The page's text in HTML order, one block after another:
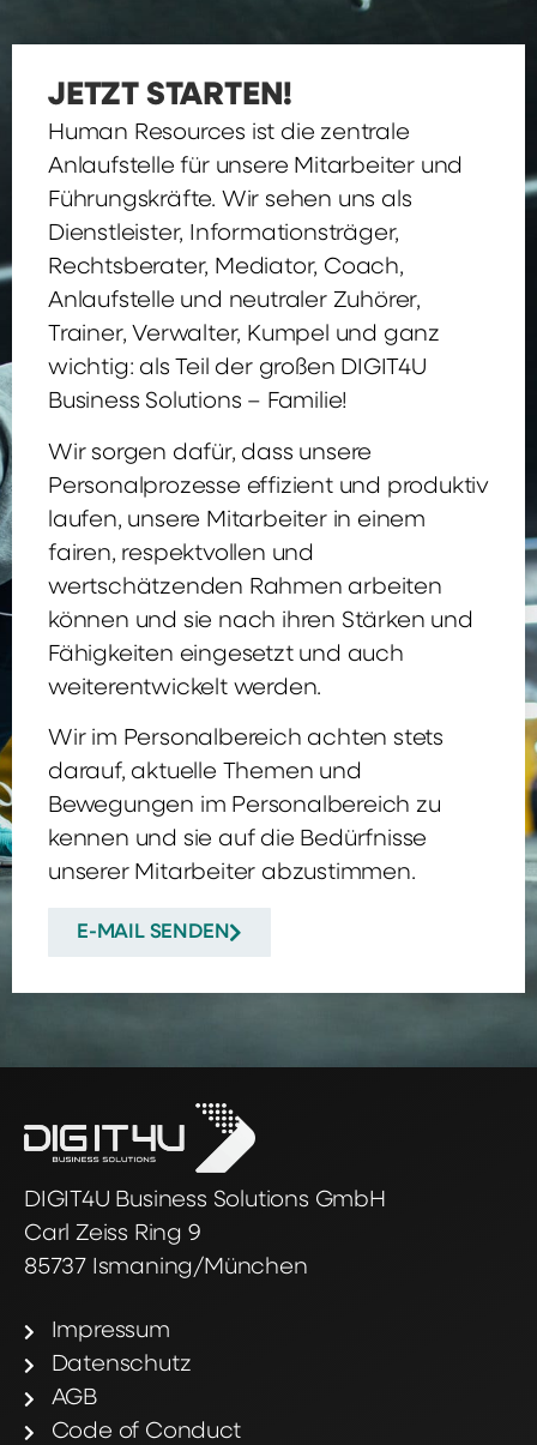
JETZT STARTEN!
Human Resources ist die zentrale
Anlaufstelle für unsere Mitarbeiter und
Führungskräfte. Wir sehen uns als
Dienstleister, Informationsträger,
Rechtsberater, Mediator, Coach,
Anlaufstelle und neutraler Zuhörer,
Trainer, Verwalter, Kumpel und ganz
wichtig: als Teil der großen DIGIT4U
Business Solutions – Familie!
Wir sorgen dafür, dass unsere
Personalprozesse effizient und produktiv
laufen, unsere Mitarbeiter in einem
fairen, respektvollen und
wertschätzenden Rahmen arbeiten
können und sie nach ihren Stärken und
Fähigkeiten eingesetzt und auch
weiterentwickelt werden.
Wir im Personalbereich achten stets
darauf, aktuelle Themen und
Bewegungen im Personalbereich zu
kennen und sie auf die Bedürfnisse
unserer Mitarbeiter abzustimmen.
E-MAIL SENDEN
DIGIT4U Business Solutions GmbH
Carl Zeiss Ring 9
85737 Ismaning/München
Impressum
Datenschutz
AGB
Code of Conduct